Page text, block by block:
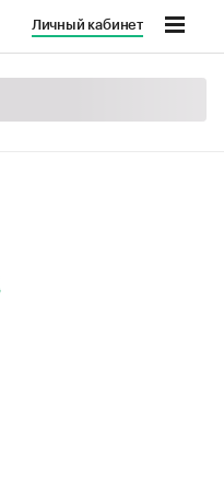
Личный кабинет